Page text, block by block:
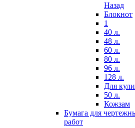
Назад
Блокнот
1
40 л.
48 л.
60 л.
80 л.
96 л.
128 л.
Для
50 л.
Кожзам
Бумага для
работ